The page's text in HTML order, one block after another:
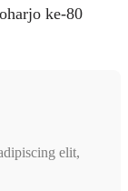
ke-80
elit,